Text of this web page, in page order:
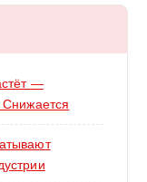
—
Снижается